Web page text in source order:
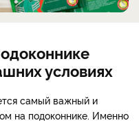
условиях
самый важный и
на подоконнике. Именно